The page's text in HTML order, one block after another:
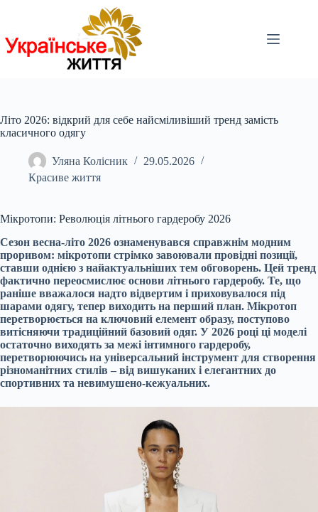
Літо 2026: відкрий для себе найсміливіший тренд замість
класичного одягу
Уляна Колісник
29.05.2026
Красиве життя
Мікротопи: Революція літнього гардеробу 2026
Сезон весна-літо 2026 ознаменувався справжнім модним
проривом: мікротопи стрімко завоювали провідні позиції,
ставши однією з найактуальніших тем обговорень. Цей тренд
фактично переосмислює основи літнього гардеробу. Те, що
раніше вважалося надто відвертим і приховувалося під
шарами одягу, тепер виходить на перший план. Мікротоп
перетворюється на ключовий елемент образу, поступово
витісняючи традиційний базовий одяг. У 2026 році ці моделі
остаточно виходять за межі інтимного гардеробу,
перетворюючись на універсальний інструмент для створення
різноманітних стилів – від вишуканих і елегантних до
спортивних та невимушено-кежуальних.